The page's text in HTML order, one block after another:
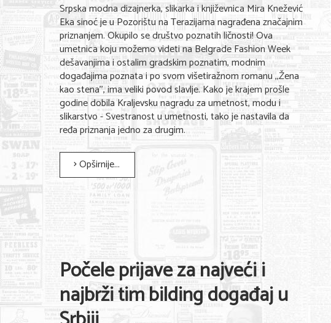
Srpska modna dizajnerka, slikarka i književnica Mira Knežević
Eka sinoć je u Pozorištu na Terazijama nagrađena značajnim
priznanjem. Okupilo se društvo poznatih ličnosti! Ova
umetnica koju možemo videti na Belgrade Fashion Week
dešavanjima i ostalim gradskim poznatim, modnim
događajima poznata i po svom višetiražnom romanu ,,Žena
kao stena'', ima veliki povod slavlje. Kako je krajem prošle
godine dobila Kraljevsku nagradu za umetnost, modu i
slikarstvo - Svestranost u umetnosti, tako je nastavila da
ređa priznanja jedno za drugim.
Opširnije...
Počele prijave za najveći i
najbrži tim bilding događaj u